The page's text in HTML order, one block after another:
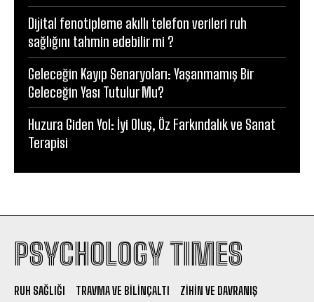
Dijital fenotipleme akıllı telefon verileri ruh
sağlığını tahmin edebilir mi ?
Geleceğin Kayıp Senaryoları: Yaşanmamış Bir
Geleceğin Yası Tutulur Mu?
Huzura Giden Yol: İyi Oluş, Öz Farkındalık ve Sanat
Terapisi
PSYCHOLOGY TIMES
RUH SAĞLIĞI TRAVMA VE BILINÇALTI
ZIHIN VE DAVRANIŞ